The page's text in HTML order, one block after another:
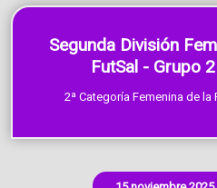
Segunda División
FutSal - Grupo 2
2ª Categoría Femenina de la